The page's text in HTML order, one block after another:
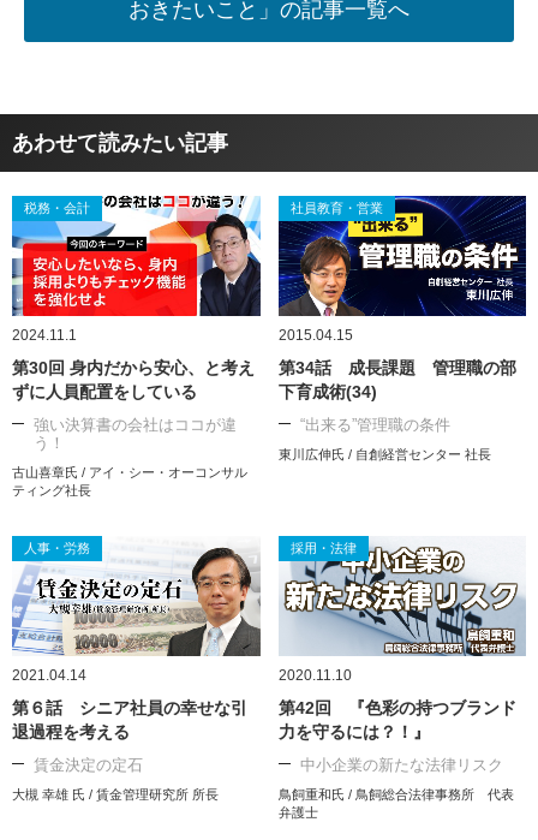
おきたいこと」の記事一覧へ
あわせて読みたい記事
税務・会計
2024.11.1
第30回 身内だから安心、と考え
ずに人員配置をしている
強い決算書の会社はココが違
う！
古山喜章氏 / アイ・シー・オーコンサル
ティング社長
社員教育・営業
2015.04.15
第34話 成長課題 管理職の部
下育成術(34)
“出来る”管理職の条件
東川広伸氏 / 自創経営センター 社長
人事・労務
2021.04.14
第６話 シニア社員の幸せな引
退過程を考える
賃金決定の定石
大槻 幸雄 氏 / 賃金管理研究所 所長
採用・法律
2020.11.10
第42回 『色彩の持つブランド
力を守るには？！』
中小企業の新たな法律リスク
鳥飼重和氏 / 鳥飼総合法律事務所 代表
弁護士